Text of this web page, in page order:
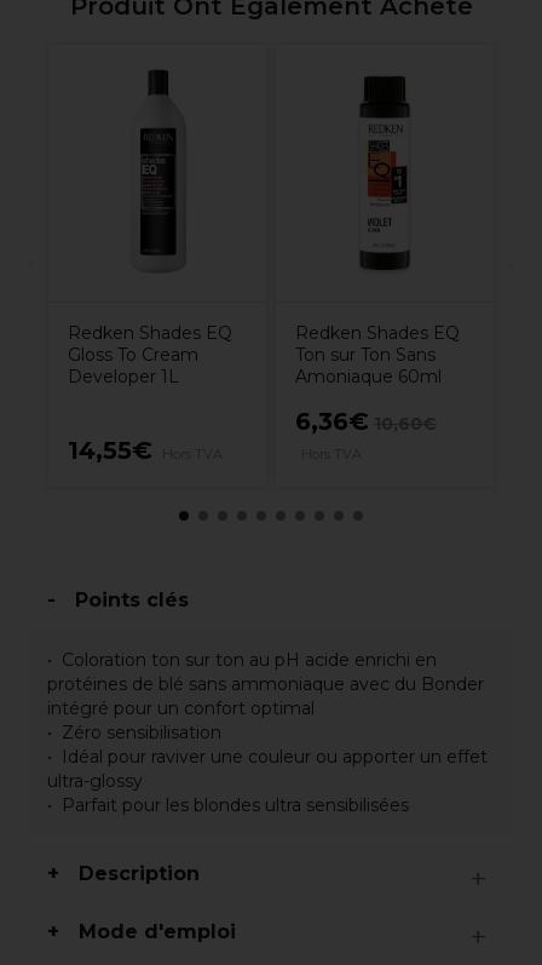
Produit Ont Également Acheté
Redken Shades EQ
Gloss To Cream
Developer 1L
14,55€
Redken Shades EQ
Ton sur Ton Sans
Amoniaque 60ml
6,36€
Points clés
Coloration ton sur ton au pH acide enrichi en
protéines de blé sans ammoniaque avec du Bonder
intégré pour un confort optimal
Zéro sensibilisation
Idéal pour raviver une couleur ou apporter un effet
ultra-glossy
Parfait pour les blondes ultra sensibilisées
Description
Mode d'emploi